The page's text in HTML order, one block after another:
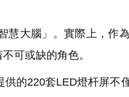
大腦」。實際上，作
可或缺的角色。
的220套LED燈杆屏不